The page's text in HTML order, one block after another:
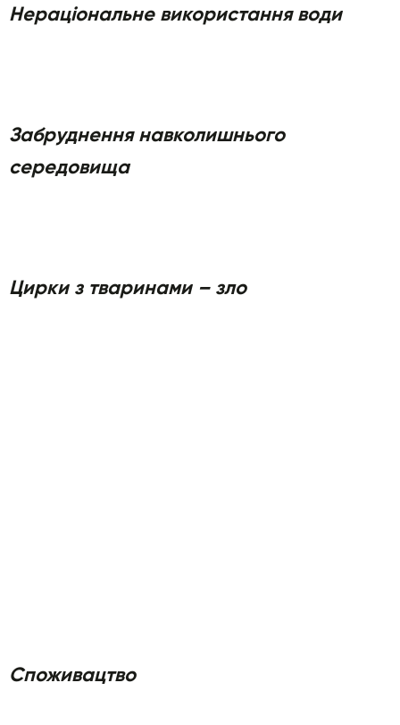
Нераціональне використання води
Забруднення навколишнього
середовища
Цирки з тваринами – зло
Споживацтво